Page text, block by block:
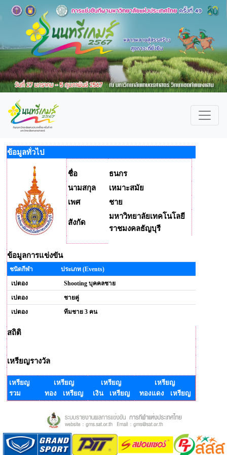
ข้อมูลทั่วไป
ชื่อ
ธนกร
นามสกุล
เหมาะสมัย
เพศ
ชาย
สังกัด
มหาวิทยาลัยเทคโนโลยี
ราชมงคลธัญบุรี
ข้อมูลการแข่งขัน
ชนิดกีฬา
ประเภท (Events)
เปตอง
Shooting บุคคลชาย
เปตอง
ชายคู่
เปตอง
ทีมชาย 3 คน
สถิติ
เหรียญรางวัล
เหรียญ
รวม
เหรียญ
ทอง เหรียญ
เหรียญ
เงิน เหรียญ
เหรียญ
ทองแดง เหรียญ